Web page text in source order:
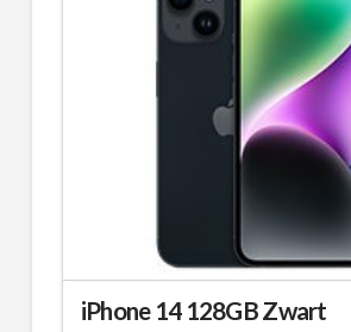
iPhone 14 128GB Zwart